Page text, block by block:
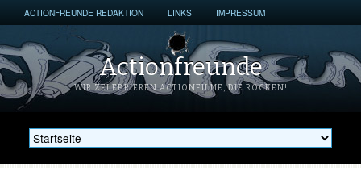
ACTIONFREUNDE REDAKTION LINKS IMPRESSUM
Actionfreunde
WIR ZELEBRIEREN ACTIONFILME, DIE ROCKEN!